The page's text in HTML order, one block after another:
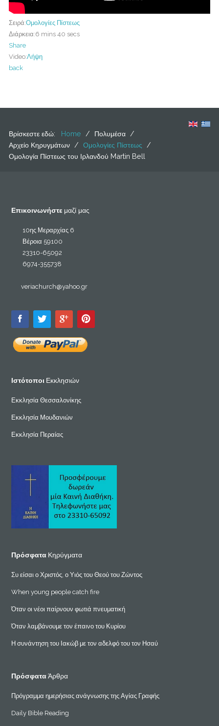
Σειρά:Ομολογίες Πίστεως
Διάρκεια:6 mins 40 secs
Share
Video:Λήψη
back
Βρίσκεστε εδώ: Home / Πολυμέσα /
Αρχείο Κηρυγμάτων / Ομολογίες Πίστεως /
Ομολογία Πίστεως του Ιρλανδού Martin Bell
Επικοινωνήστε μαζί μας
10ης Μεραρχίας 6
Βέροια 59100
23310-65092
6974-355738
veriachurch@yahoo.gr
Ιστότοποι Εκκλησιών
Εκκλησία Θεσσαλονίκης
Εκκλησία Μουδανιών
Εκκλησία Περαίας
Πρόσφατα Κηρύγματα
Συ είσαι ο Χριστός, ο Υιός του Θεού του Ζώντος
When young people catch fire
Όταν οι νέοι παίρνουν φωτιά πνευματική
Όταν λαμβάνουμε τον έπαινο του Κυρίου
Η συνάντηση του Ιακώβ με τον αδελφό του τον Ησαύ
ΠρόσφαταΆρθρα
Πρόγραμμα ημερήσιας ανάγνωσης της Αγίας Γραφής
Daily Bible Reading